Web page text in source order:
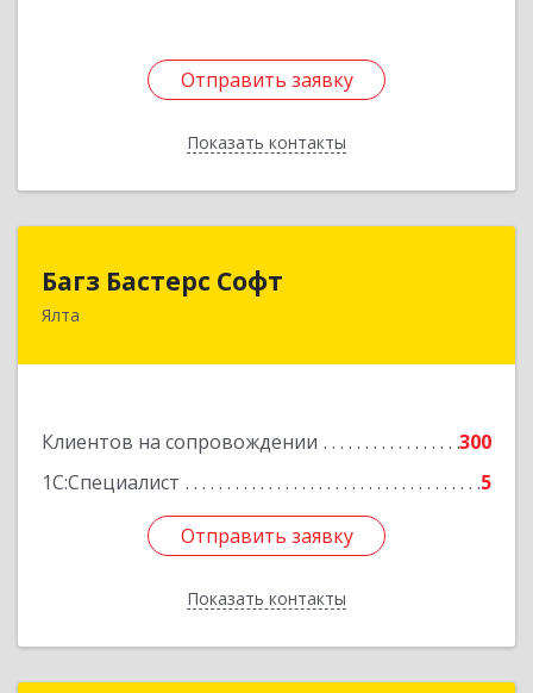
Отправить заявку
Показать контакты
Отправить заявку
Назад
Багз Бастерс Софт
Ялта
Клиентов на сопровождении
300
1С:Специалист
5
Отправить заявку
Показать контакты
Багз Бастерс Софт
298603, Крым Респ, Ялта г, Свердлова ул, дом №
Отправить заявку
Назад